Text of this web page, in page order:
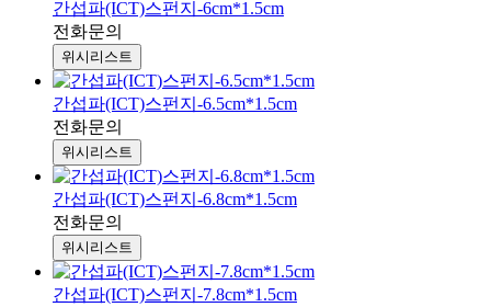
간섭파(ICT)스펀지-6cm*1.5cm
전화문의
위시리스트
간섭파(ICT)스펀지-6.5cm*1.5cm
전화문의
위시리스트
간섭파(ICT)스펀지-6.8cm*1.5cm
전화문의
위시리스트
간섭파(ICT)스펀지-7.8cm*1.5cm